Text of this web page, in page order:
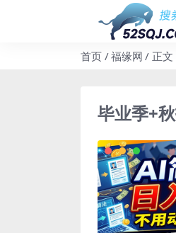
首页 福缘网 正文
毕业季+